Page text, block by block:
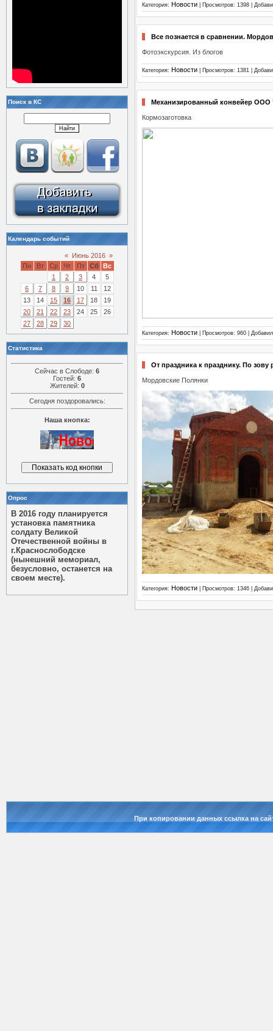
Поиск в КС
Календарь событий
« Июнь 2016 »
Пн
Вт Ср Чт Пт Сб
Вс
1
2 3 4
5
6
7 8 9 10 11
12
13
14 15 16 17 18
19
20
21 22 23 24 25
26
27
28 29 30
Статистика
Сейчас в Слободе: 6
Гостей: 6
Жителей: 0
Сегодня поздоровались:
Наша кнопка:
Опрос
В 2016 году планируется
установка памятника
солдату Великой
Отечественной войны в
г.Краснослободске
(нынешний мемориал,
безусловно, останется на
своем месте).
Категория: Новости | Просмотров: 1398 |
Все познается в сравнении.
Фотоэкскурсия. Из блогов
Категория: Новости | Просмотров: 1381 |
Механизированный конвейер
Кормозаготовка
Категория: Новости | Просмотров: 960 |
От праздника к празднику. По
Мордовские Полянки
Категория: Новости | Просмотров: 1346 |
При копировании данных ссылка на